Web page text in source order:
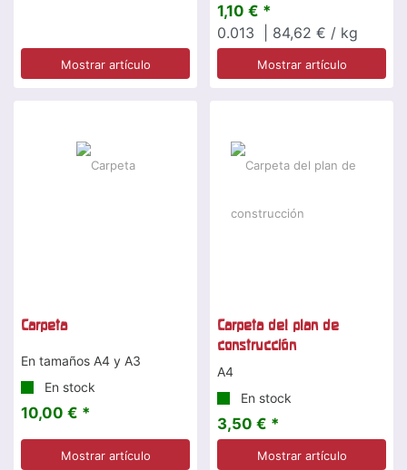
Mostrar artículo
1,10 € *
0.013
| 84,62 € / kg
Mostrar artículo
Carpeta
En tamaños A4 y A3
En stock
10,00 € *
Mostrar artículo
Carpeta del plan de
construcción
A4
En stock
3,50 € *
Mostrar artículo